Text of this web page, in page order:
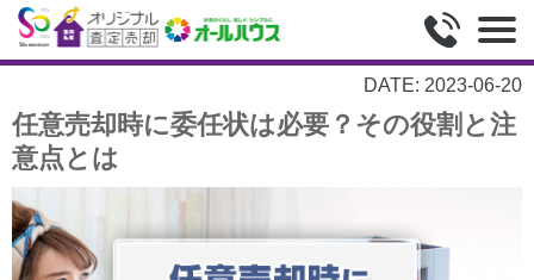
DATE: 2023-06-20
任意売却時に委任状は必要？その役割と注
意点とは